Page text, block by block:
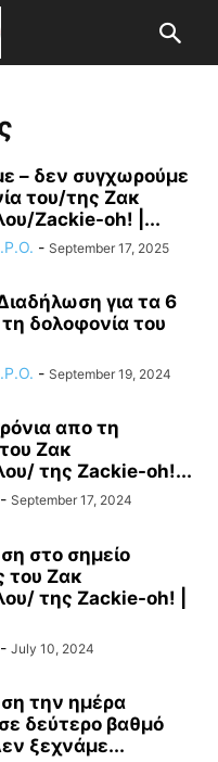
– δεν συγχωρούμε
του/της Ζακ
Zackie-oh! |...
- September 17, 2025
για τα 6
δολοφονία του
- September 19, 2024
απο τη
Ζακ
της Zackie-oh!...
- September 17, 2024
στο σημείο
του Ζακ
της Zackie-oh! |
- July 10, 2024
την ημέρα
δεύτερο βαθμό
ξεχνάμε...